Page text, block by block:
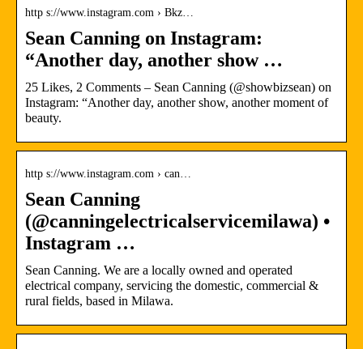
http s://www.instagram.com › Bkz…
Sean Canning on Instagram:
“Another day, another show …
25 Likes, 2 Comments – Sean Canning (@showbizsean) on
Instagram: “Another day, another show, another moment of
beauty.
http s://www.instagram.com › can…
Sean Canning
(@canningelectricalservicemilawa) •
Instagram …
Sean Canning. We are a locally owned and operated
electrical company, servicing the domestic, commercial &
rural fields, based in Milawa.